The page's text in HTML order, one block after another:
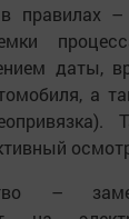
правилах
даты,
а
–